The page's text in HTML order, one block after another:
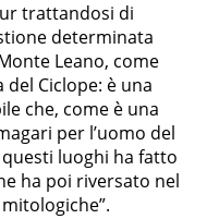
trattandosi di
determinata
Leano, come
Ciclope: è una
che, come è una
per l’uomo del
luoghi ha fatto
ha poi riversato nel